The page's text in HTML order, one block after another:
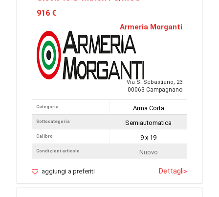
916 €
Armeria Morganti
Via S. Sebastiano, 23
00063 Campagnano
Categoria
Sottocategoria
Calibro
Condizioni articolo
Arma Corta
Semiautomatica
9 x 19
Nuovo
aggiungi a preferiti Dettagli»